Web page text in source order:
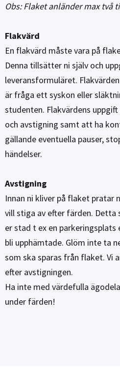
Obs: Flaket anländer max två
Flakvärd
En flakvärd måste vara på
Denna tillsätter ni själv och
leveransformuläret.
är fråga ett syskon eller
studenten. Flakvärdens
och avstigning samt att ha
gällande eventuella pauser,
händelser.
Avstigning
Innan ni kliver på flaket pratar
vill stiga av efter färden. Detta
er stad t ex en
bli upphämtade. Glöm inte ta
som ska sparas från flaket. Vi
efter avstigningen.
Ha inte med värdefulla
under färden!